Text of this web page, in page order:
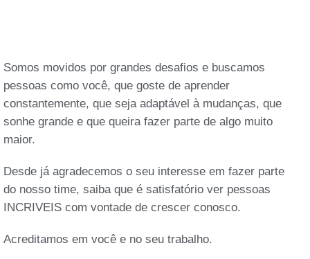
Somos movidos por grandes desafios e buscamos
pessoas como você, que goste de aprender
constantemente, que seja adaptável à mudanças, que
sonhe grande e que queira fazer parte de algo muito
maior.
Desde já agradecemos o seu interesse em fazer parte
do nosso time, saiba que é satisfatório ver pessoas
INCRIVEIS com vontade de crescer conosco.
Acreditamos em você e no seu trabalho.